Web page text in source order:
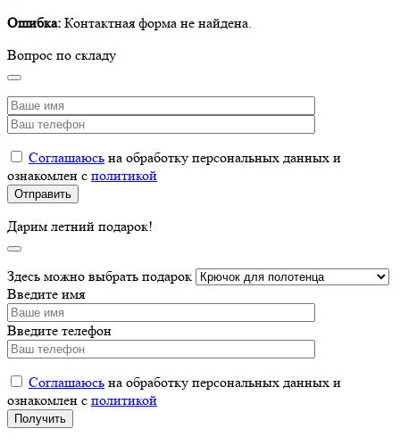
Ошибка: Контактная форма не найдена.
Вопрос по складу
Соглашаюсь на обработку персональных данных и
ознакомлен с политикой
Дарим летний подарок!
Здесь можно выбрать подарок
Введите имя
Введите телефон
Соглашаюсь на обработку персональных данных и
ознакомлен с политикой